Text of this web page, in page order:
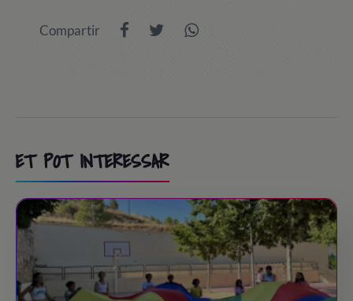
/ Excursió a PortAventura World (excursió
15:00 - 18:30
/ Subir a las atracciones o actividades en la
casa
18:30 - 19:30 / Snack time
19:30 - 20:30 / Back to the camp
Compartir
ET POT INTERESSAR